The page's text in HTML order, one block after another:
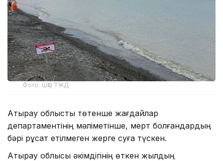
Фото: ШҚО ТЖД
Атырау облыстық төтенше жағдайлар
департаментінің мәліметінше, мерт болғандардың
бәрі рұқсат етілмеген жерге суға түскен.
Атырау облысы әкімдігінің өткен жылдың